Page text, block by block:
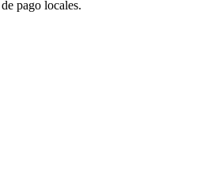
pago locales.